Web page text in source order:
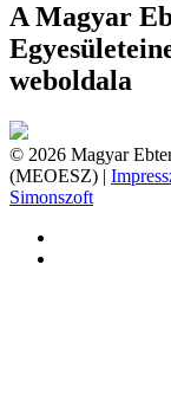
A Magyar
weboldala
© 2026 Magyar
(MEOESZ) |
Simonszoft